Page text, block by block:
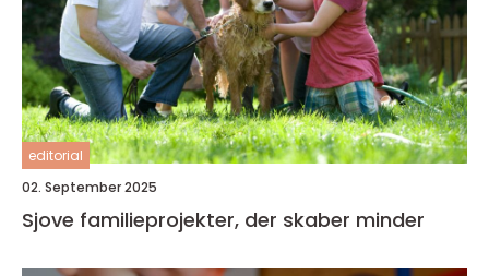
editorial
02. September 2025
Sjove familieprojekter, der skaber minder